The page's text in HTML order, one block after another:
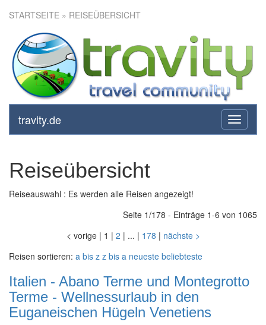
STARTSEITE » REISEÜBERSICHT
toggle
travity.de
Reiseübersicht
Reiseauswahl : Es werden alle Reisen angezeigt!
Seite 1/178 - Einträge 1-6 von 1065
< vorige | 1 | 2 | ... | 178 | nächste >
Reisen sortieren: a bis z z bis a neueste beliebteste
Italien - Abano Terme und Montegrotto
Terme - Wellnessurlaub in den
Euganeischen Hügeln Venetiens